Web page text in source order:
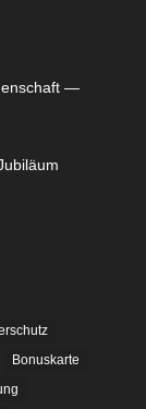
—
Bonuskarte